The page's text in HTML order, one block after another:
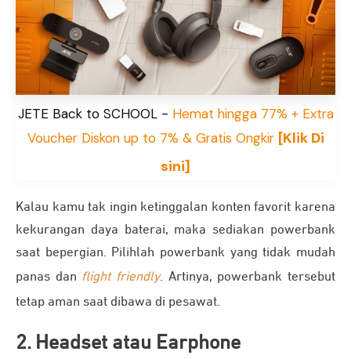
JETE Back to SCHOOL - Hemat hingga 77% + Extra
Voucher Diskon up to 7% & Gratis Ongkir [Klik Di
sini]
Kalau kamu tak ingin ketinggalan konten favorit karena
kekurangan daya baterai, maka sediakan powerbank
saat bepergian. Pilihlah powerbank yang tidak mudah
panas dan flight friendly. Artinya, powerbank tersebut
tetap aman saat dibawa di pesawat.
2. Headset atau Earphone